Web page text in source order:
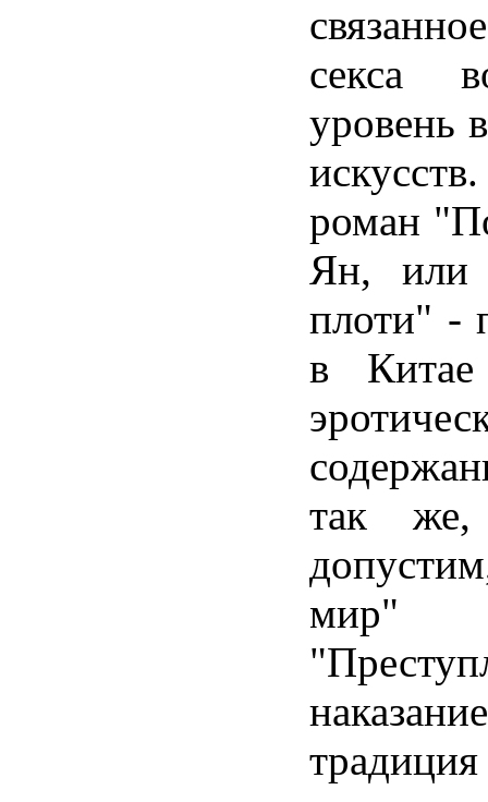
секса
уровень
роман
Ян, или
плоти" -
в Китае
так